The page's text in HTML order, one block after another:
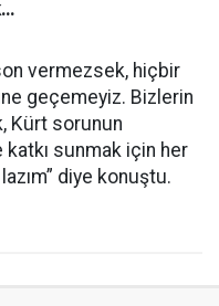
vermezsek, hiçbir
geçemeyiz. Bizlerin
Kürt sorunun
katkı sunmak için her
diye konuştu.